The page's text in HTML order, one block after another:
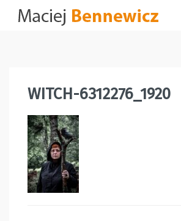
WITCH-6312276_1920